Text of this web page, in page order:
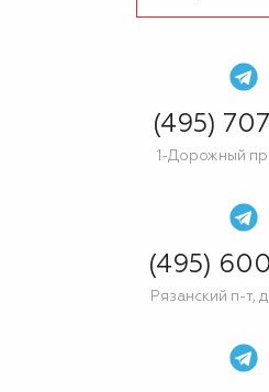
(495)
1-Дорожный
(495)
Рязанский п-т,